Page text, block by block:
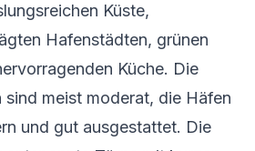
Küste,
Hafenstädten, grünen
Küche. Die
sind meist moderat, die Häfen
und gut ausgestattet. Die